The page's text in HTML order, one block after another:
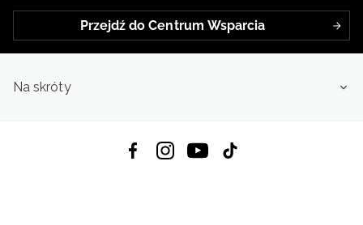
Przejdź do Centrum Wsparcia
Na skróty